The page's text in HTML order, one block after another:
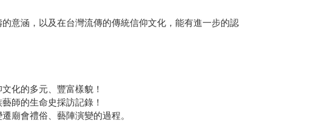
意涵，以及在台灣流傳的傳統信仰文化，能有進一步的認
化的多元、豐富樣貌！
師的生命史採訪記錄！
廟會禮俗、藝陣演變的過程。